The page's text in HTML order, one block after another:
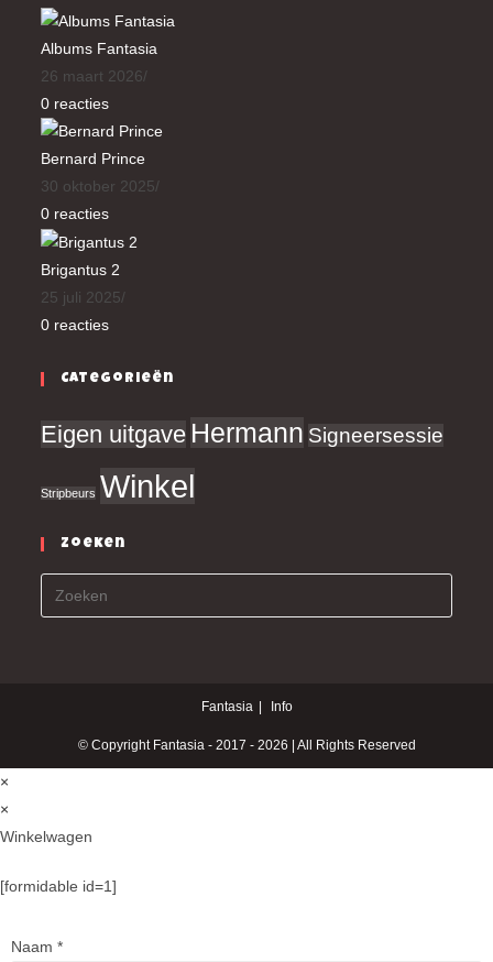
Albums Fantasia
26 maart 2026/
0 reacties
Bernard Prince
30 oktober 2025/
0 reacties
Brigantus 2
25 juli 2025/
0 reacties
Categorieën
Eigen uitgave Hermann Signeersessie
Stripbeurs Winkel
Zoeken
Fantasia Info
© Copyright Fantasia - 2017 - 2026 | All Rights Reserved
×
×
Winkelwagen
[formidable id=1]
Naam *